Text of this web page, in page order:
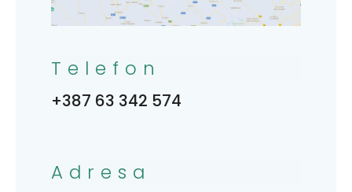
Telefon
+387 63 342 574
Adresa